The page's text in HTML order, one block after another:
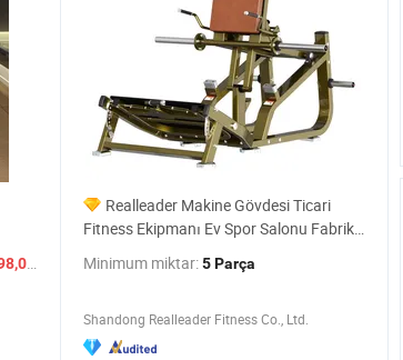
/ Parça
Realleader Makine Gövdesi Ticari
Fitness Ekipmanı Ev Spor Salonu Fabrika
Minimum miktar:5 Parça
Shandong Realleader Fitness Co., Ltd.